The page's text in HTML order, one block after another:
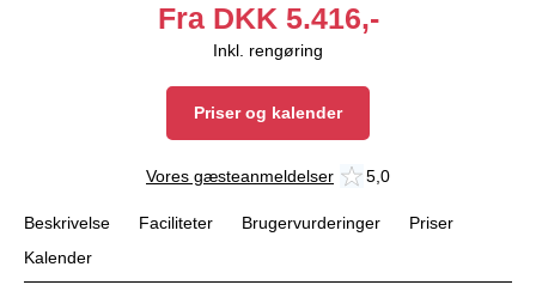
Fra DKK 5.416,-
Inkl. rengøring
Priser og kalender
Vores gæsteanmeldelser 5,0
Beskrivelse Faciliteter Brugervurderinger
Priser
Kalender